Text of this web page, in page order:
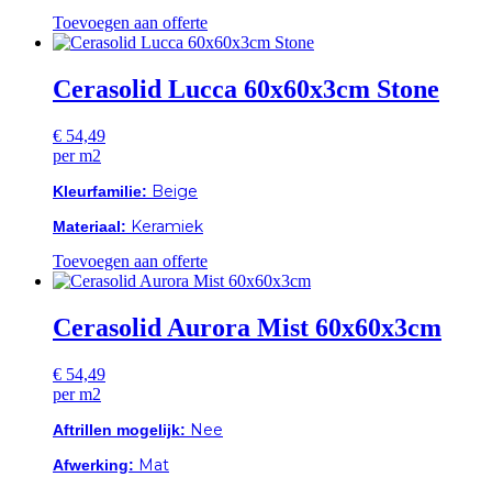
Toevoegen aan offerte
Cerasolid Lucca 60x60x3cm Stone
€ 54,49
per m2
Kleurfamilie: Beige
Materiaal: Keramiek
Toevoegen aan offerte
Cerasolid Aurora Mist 60x60x3cm
€ 54,49
per m2
Aftrillen mogelijk: Nee
Afwerking: Mat